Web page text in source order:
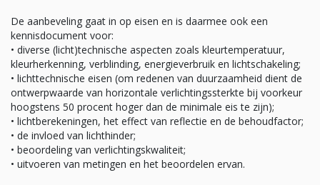
De aanbeveling gaat in op eisen en is daarmee ook een
kennisdocument voor:
• diverse (licht)technische aspecten zoals kleurtemperatuur,
kleurherkenning, verblinding, energieverbruik en lichtschakeling;
• lichttechnische eisen (om redenen van duurzaamheid dient de
ontwerpwaarde van horizontale verlichtingssterkte bij voorkeur
hoogstens 50 procent hoger dan de minimale eis te zijn);
• lichtberekeningen, het effect van reflectie en de behoudfactor;
• de invloed van lichthinder;
• beoordeling van verlichtingskwaliteit;
• uitvoeren van metingen en het beoordelen ervan.